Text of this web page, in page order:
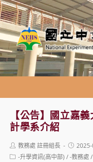
跳
轉
至
主
要
內
【公告】國立嘉
計學系介紹
Post
author:
教務處 註冊組長
Post
Post-升學資訊(高中部) /-教務處 /